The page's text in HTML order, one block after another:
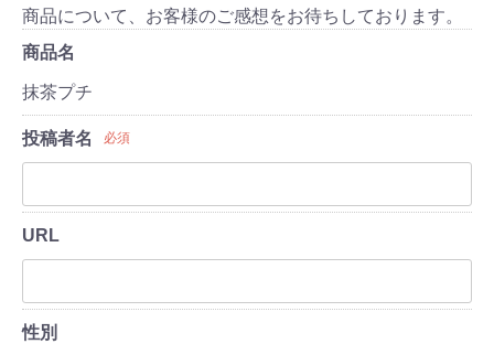
商品について、お客様のご感想をお待ちしております。
商品名
抹茶プチ
投稿者名 必須
URL
性別